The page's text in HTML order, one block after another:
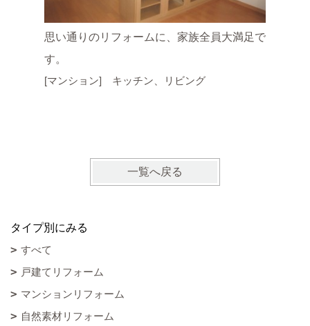
思い通りのリフォームに、家族全員大満足で
す。
[マンション] キッチン、リビング
一覧へ戻る
タイプ別にみる
すべて
戸建てリフォーム
マンションリフォーム
自然素材リフォーム